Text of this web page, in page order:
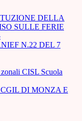
DELLA
SULLE FERIE
N.22 DEL 7
CISL Scuola
DI MONZA E